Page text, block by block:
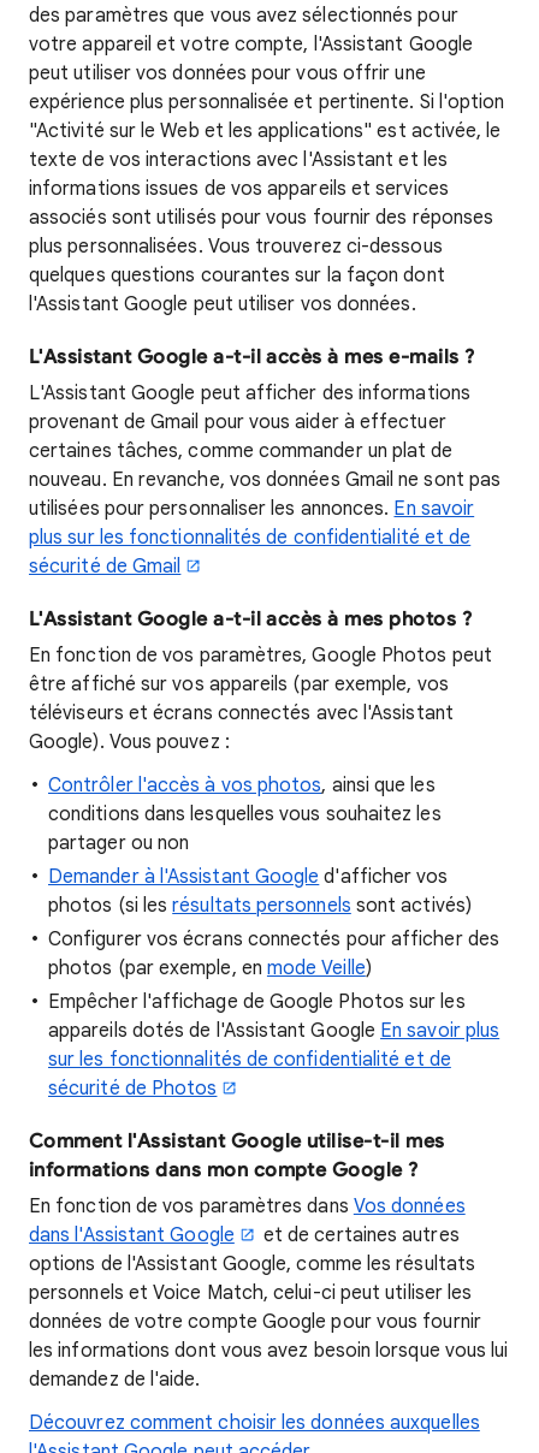
des paramètres que vous avez sélectionnés pour
votre appareil et votre compte, l'Assistant Google
peut utiliser vos données pour vous offrir une
expérience plus personnalisée et pertinente. Si l'option
"Activité sur le Web et les applications" est activée, le
texte de vos interactions avec l'Assistant et les
informations issues de vos appareils et services
associés sont utilisés pour vous fournir des réponses
plus personnalisées. Vous trouverez ci-dessous
quelques questions courantes sur la façon dont
l'Assistant Google peut utiliser vos données.
L'Assistant Google a-t-il accès à mes e-mails ?
L'Assistant Google peut afficher des informations
provenant de Gmail pour vous aider à effectuer
certaines tâches, comme commander un plat de
nouveau. En revanche, vos données Gmail ne sont pas
utilisées pour personnaliser les annonces. En savoir
plus sur les fonctionnalités de confidentialité et de
sécurité de Gmail
L'Assistant Google a-t-il accès à mes photos ?
En fonction de vos paramètres, Google Photos peut
être affiché sur vos appareils (par exemple, vos
téléviseurs et écrans connectés avec l'Assistant
Google). Vous pouvez :
Contrôler l'accès à vos photos, ainsi que les
conditions dans lesquelles vous souhaitez les
partager ou non
Demander à l'Assistant Google d'afficher vos
photos (si lesrésultats personnels sont activés)
Configurer vos écrans connectés pour afficher des
photos (par exemple, en mode Veille)
Empêcher l'affichage de Google Photos sur les
appareils dotés de l'Assistant Google En savoir plus
sur les fonctionnalités de confidentialité et de
sécurité de Photos
Comment l'Assistant Google utilise-t-il mes
informations dans mon compte Google ?
En fonction de vos paramètres dans Vos données
dans l'Assistant Google
et de certaines autres
options de l'Assistant Google, comme les résultats
personnels et Voice Match, celui-ci peut utiliser les
données de votre compte Google pour vous fournir
les informations dont vous avez besoin lorsque vous lui
demandez de l'aide.
Découvrez comment choisir les données auxquelles